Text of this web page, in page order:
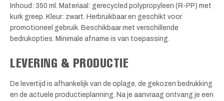
Inhoud: 350 ml. Materiaal: gerecycled polypropyleen (R-PP) met
kurk greep. Kleur: zwart. Herbruikbaar en geschikt voor
promotioneel gebruik. Beschikbaar met verschillende
bedrukopties. Minimale afname is van toepassing.
LEVERING & PRODUCTIE
De levertijd is afhankelijk van de oplage, de gekozen bedrukking
en de actuele productieplanning. Na je aanvraag ontvang je een